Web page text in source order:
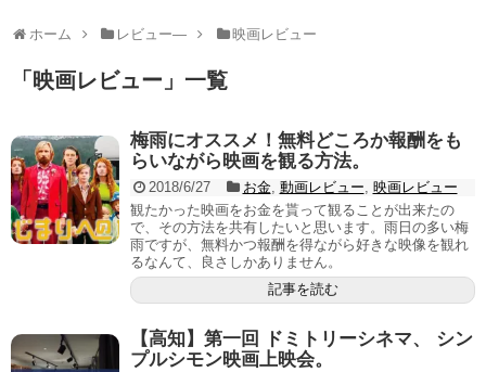
ホーム レビュー― 映画レビュー
「 映画レビュー 」 一覧
梅雨にオススメ！無料どころか報酬をも
らいながら映画を観る方法。
2018/6/27 お金, 動画レビュー, 映画レビュー
観たかった映画をお金を貰って観ることが出来たの
で、その方法を共有したいと思います。雨日の多い梅
雨ですが、無料かつ報酬を得ながら好きな映像を観れ
るなんて、良さしかありません。
記事を読む
【高知】第一回 ドミトリーシネマ、 シン
プルシモン映画上映会。